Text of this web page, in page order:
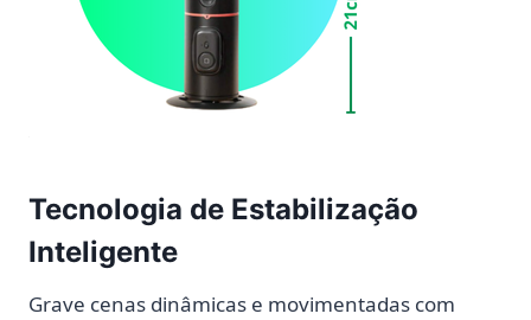
Tecnologia de Estabilização
Inteligente
Grave cenas dinâmicas e movimentadas com